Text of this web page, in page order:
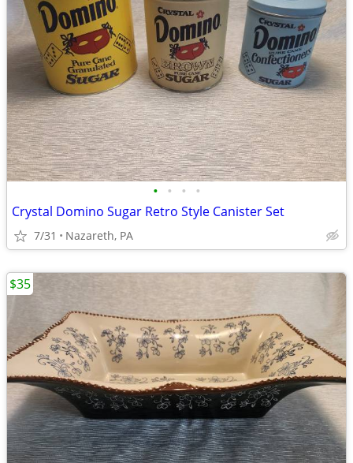
• • • •
Crystal Domino Sugar Retro Style Canister Set
7/31 Nazareth, PA
$35